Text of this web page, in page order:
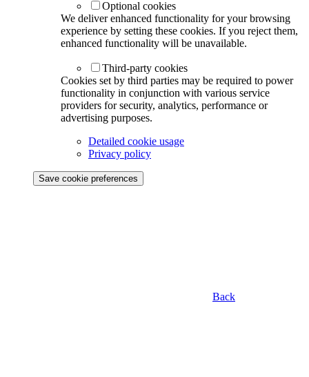
Optional cookies
We deliver enhanced functionality for your browsing
experience by setting these cookies. If you reject them,
enhanced functionality will be unavailable.
Third-party cookies
Cookies set by third parties may be required to power
functionality in conjunction with various service
providers for security, analytics, performance or
advertising purposes.
Detailed cookie usage
Privacy policy
Save cookie preferences
Back